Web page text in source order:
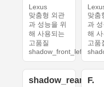
Lexus
맞춤형 외관
과 성능을 위
해 사용되는
고품질
shadow_front_left.
맞춤
과
해
고품
shadow_rear_right
F.